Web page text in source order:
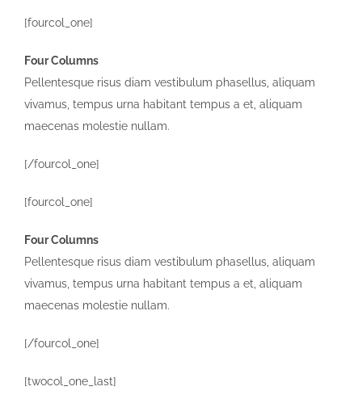
[fourcol_one]
Four Columns
Pellentesque risus diam vestibulum phasellus, aliquam
vivamus, tempus urna habitant tempus a et, aliquam
maecenas molestie nullam.
[/fourcol_one]
[fourcol_one]
Four Columns
Pellentesque risus diam vestibulum phasellus, aliquam
vivamus, tempus urna habitant tempus a et, aliquam
maecenas molestie nullam.
[/fourcol_one]
[twocol_one_last]